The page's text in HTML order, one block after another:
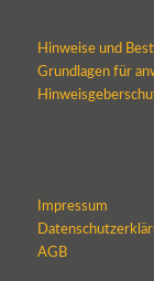
Hinweise und
Grundlagen für
Impressum
AGB